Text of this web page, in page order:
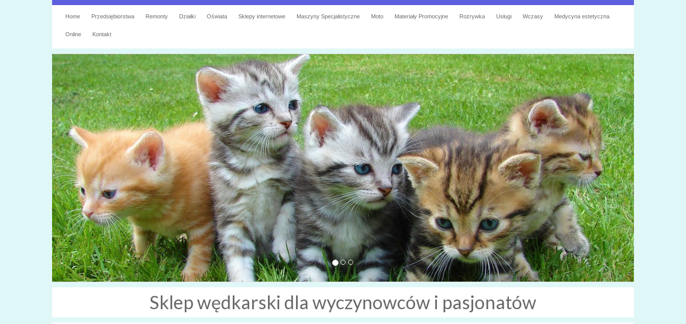
Home Przedsiębiorstwa Remonty Działki Oświata Sklepy internetowe Maszyny Specjalistyczne Moto Materiały Promocyjne Rozrywka Usługi Wczasy Medycyna estetyczna
Online Kontakt
Sklep wędkarski dla wyczynowców i pasjonatów